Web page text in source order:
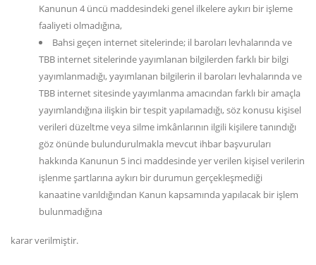
Kanunun 4 üncü maddesindeki genel ilkelere aykırı bir işleme
faaliyeti olmadığına,
Bahsi geçen internet sitelerinde; il baroları levhalarında ve
TBB internet sitelerinde yayımlanan bilgilerden farklı bir bilgi
yayımlanmadığı, yayımlanan bilgilerin il baroları levhalarında ve
TBB internet sitesinde yayımlanma amacından farklı bir amaçla
yayımlandığına ilişkin bir tespit yapılamadığı, söz konusu kişisel
verileri düzeltme veya silme imkânlarının ilgili kişilere tanındığı
göz önünde bulundurulmakla mevcut ihbar başvuruları
hakkında Kanunun 5 inci maddesinde yer verilen kişisel verilerin
işlenme şartlarına aykırı bir durumun gerçekleşmediği
kanaatine varıldığından Kanun kapsamında yapılacak bir işlem
bulunmadığına
karar verilmiştir.